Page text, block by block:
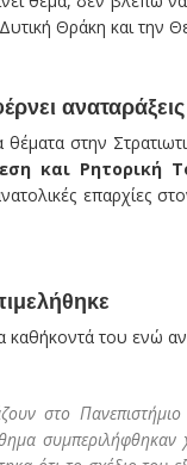
Θράκη και την
αναταράξεις
θέματα στην
και Ρητορική
επαρχίες
καθήκοντά του ενώ
στο
συμπεριλήφθηκαν